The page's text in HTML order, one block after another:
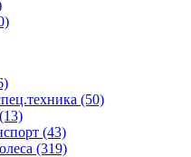
(50)
(43)
(319)